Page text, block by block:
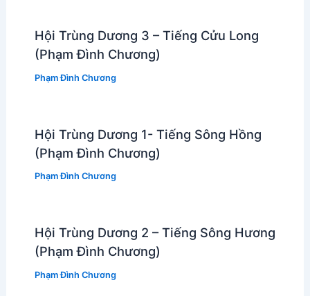
Hội Trùng Dương 3 – Tiếng Cửu Long
(Phạm Đình Chương)
Phạm Đình Chương
Hội Trùng Dương 1- Tiếng Sông Hồng
(Phạm Đình Chương)
Phạm Đình Chương
Hội Trùng Dương 2 – Tiếng Sông Hương
(Phạm Đình Chương)
Phạm Đình Chương